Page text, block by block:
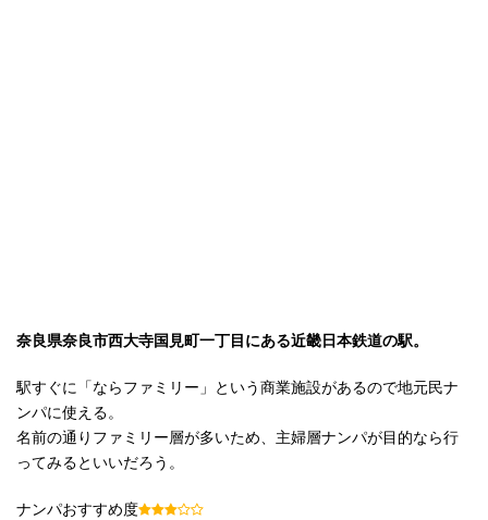
奈良県奈良市西大寺国見町一丁目にある近畿日本鉄道の駅。
駅すぐに「ならファミリー」という商業施設があるので地元民ナ
ンパに使える。
名前の通りファミリー層が多いため、主婦層ナンパが目的なら行
ってみるといいだろう。
ナンパおすすめ度